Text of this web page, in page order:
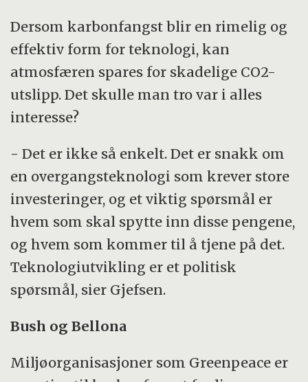
Dersom karbonfangst blir en rimelig og
effektiv form for teknologi, kan
atmosfæren spares for skadelige CO2-
utslipp. Det skulle man tro var i alles
interesse?
- Det er ikke så enkelt. Det er snakk om
en overgangsteknologi som krever store
investeringer, og et viktig spørsmål er
hvem som skal spytte inn disse pengene,
og hvem som kommer til å tjene på det.
Teknologiutvikling er et politisk
spørsmål, sier Gjefsen.
Bush og Bellona
Miljøorganisasjoner som Greenpeace er